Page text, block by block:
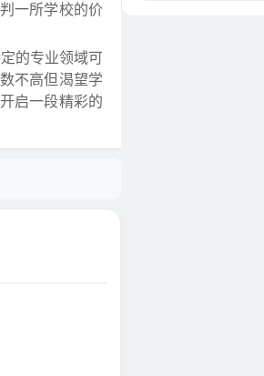
一所学校的价
的专业领域可
不高但渴望学
启一段精彩的